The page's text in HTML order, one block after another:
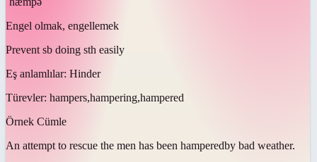
Engel olmak, engellemek
Prevent sb doing sth easily
Eş anlamlılar: Hinder
Türevler: hampers,hampering,hampered
Örnek Cümle
An attempt to rescue the men has been hamperedby bad weather.